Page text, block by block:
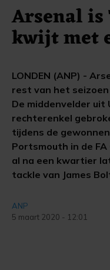
Arsenal
kwijt met
LONDEN (ANP) -
rest van het
De middenvelder uit
rechterenkel
tijdens de
Portsmouth in de
al na een kwartier
tackle van James
ANP
5 maart 2020 - 12:01